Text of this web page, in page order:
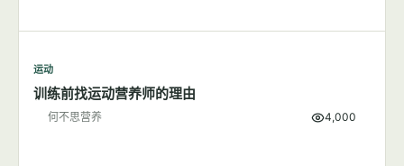
运动
训练前找运动营养师的理由
何不思营养 4,000